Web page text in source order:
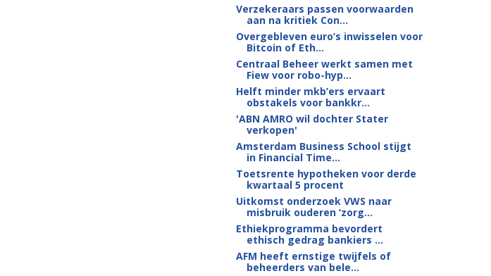
Verzekeraars passen voorwaarden
aan na kritiek Con...
Overgebleven euro’s inwisselen voor
Bitcoin of Eth...
Centraal Beheer werkt samen met
Fiew voor robo-hyp...
Helft minder mkb’ers ervaart
obstakels voor bankkr...
'ABN AMRO wil dochter Stater
verkopen'
Amsterdam Business School stijgt
in Financial Time...
Toetsrente hypotheken voor derde
kwartaal 5 procent
Uitkomst onderzoek VWS naar
misbruik ouderen ‘zorg...
Ethiekprogramma bevordert
ethisch gedrag bankiers ...
AFM heeft ernstige twijfels of
beheerders van bele...